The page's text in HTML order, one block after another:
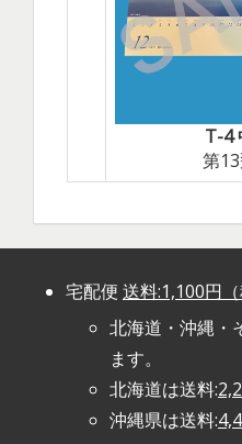
T-4
第
宅配便 送料:1,100円（
北海道・沖縄・
ます。
北海道は送料:
沖縄県は送料: